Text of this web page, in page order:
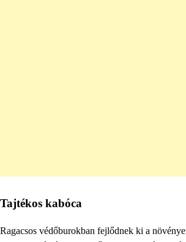
Tajtékos kabóca
Ragacsos védőburokban fejlődnek ki a